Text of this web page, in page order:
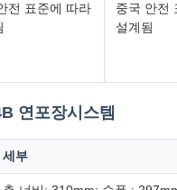
전 표준에 따라
중국 안전
설계됨
연포장시스템
세부